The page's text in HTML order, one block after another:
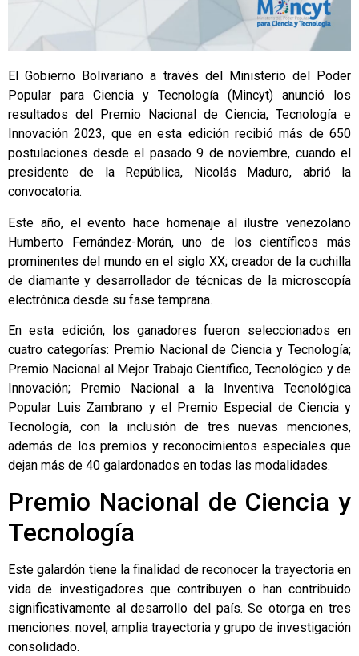
El Gobierno Bolivariano a través del Ministerio del Poder
Popular para Ciencia y Tecnología (Mincyt) anunció los
resultados del Premio Nacional de Ciencia, Tecnología e
Innovación 2023, que en esta edición recibió más de 650
postulaciones desde el pasado 9 de noviembre, cuando el
presidente de la República, Nicolás Maduro, abrió la
convocatoria.
Este año, el evento hace homenaje al ilustre venezolano
Humberto Fernández-Morán, uno de los científicos más
prominentes del mundo en el siglo XX; creador de la cuchilla
de diamante y desarrollador de técnicas de la microscopía
electrónica desde su fase temprana.
En esta edición, los ganadores fueron seleccionados en
cuatro categorías: Premio Nacional de Ciencia y Tecnología;
Premio Nacional al Mejor Trabajo Científico, Tecnológico y de
Innovación; Premio Nacional a la Inventiva Tecnológica
Popular Luis Zambrano y el Premio Especial de Ciencia y
Tecnología, con la inclusión de tres nuevas menciones,
además de los premios y reconocimientos especiales que
dejan más de 40 galardonados en todas las modalidades.
Premio Nacional de Ciencia y
Tecnología
Este galardón tiene la finalidad de reconocer la trayectoria en
vida de investigadores que contribuyen o han contribuido
significativamente al desarrollo del país. Se otorga en tres
menciones: novel, amplia trayectoria y grupo de investigación
consolidado.